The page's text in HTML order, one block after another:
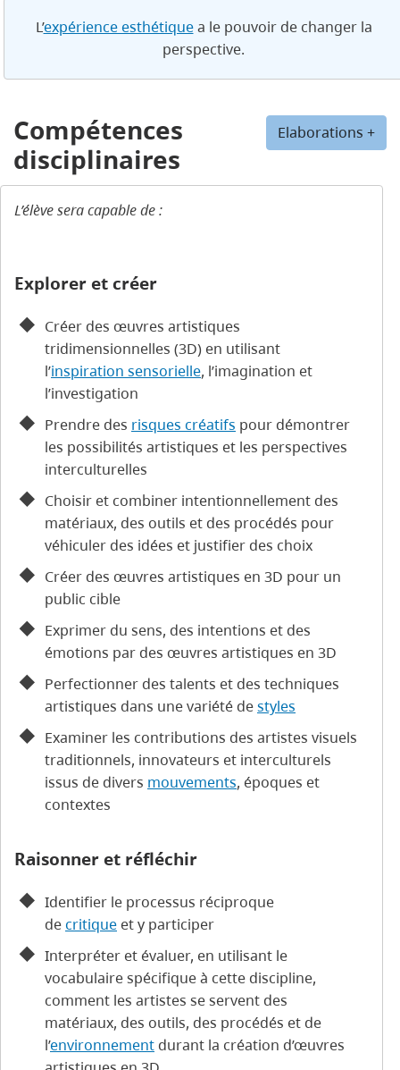
L’expérience esthétiquea le pouvoir de changer la
perspective.
Elaborations +
Compétences
disciplinaires
L’élève sera capable de :
Explorer et créer
Créer des œuvres artistiques
tridimensionnelles (3D) en utilisant
l’inspiration sensorielle, l’imagination et
l’investigation
Prendre des risques créatifs pour démontrer
les possibilités artistiques et les perspectives
interculturelles
Choisir et combiner intentionnellement des
matériaux, des outils et des procédés pour
véhiculer des idées et justifier des choix
Créer des œuvres artistiques en 3D pour un
public cible
Exprimer du sens, des intentions et des
émotions par des œuvres artistiques en 3D
Perfectionner des talents et des techniques
artistiques dans une variété destyles
Examiner les contributions des artistes visuels
traditionnels, innovateurs et interculturels
issus de divers mouvements, époques et
contextes
Raisonner et réfléchir
Identifier le processus réciproque
decritique et y participer
Interpréter et évaluer, en utilisant le
vocabulaire spécifique à cette discipline,
comment les artistes se servent des
matériaux, des outils, des procédés et de
l’environnement durant la création d’œuvres